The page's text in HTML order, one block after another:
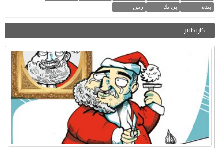
بندة
بي تك رنين
كاريكاتير